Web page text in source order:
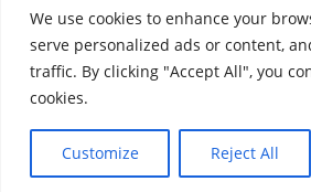
We use cookies to enhance your
serve personalized ads or content,
traffic. By clicking "Accept All", you
cookies.
Customize Reject All
Sponsorzy/